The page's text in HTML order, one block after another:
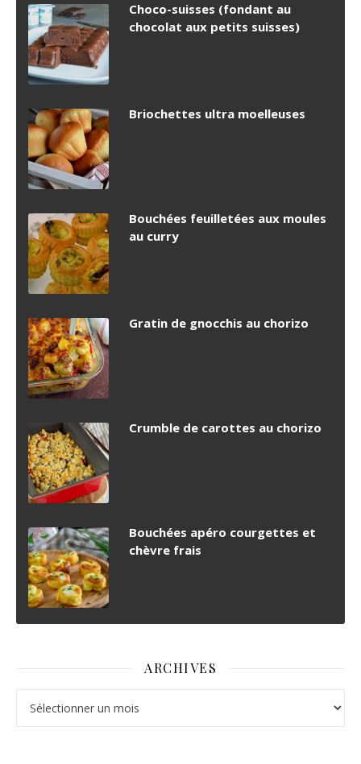
Choco-suisses (fondant au
chocolat aux petits suisses)
Briochettes ultra moelleuses
Bouchées feuilletées aux moules
au curry
Gratin de gnocchis au chorizo
Crumble de carottes au chorizo
Bouchées apéro courgettes et
chèvre frais
ARCHIVES